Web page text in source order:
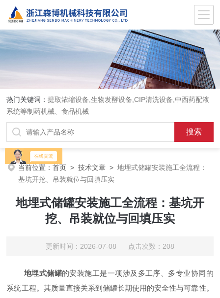
热门关键词：提取浓缩设备,生物发酵设备,CIP清洗设备,中西药配液
系统等制药机械、食品机械
当前位置：首页 >技术文章 >地埋式储罐安装施工全流程：
基坑开挖、吊装就位与回填压实
地埋式储罐安装施工全流程：基坑开
挖、吊装就位与回填压实
更新时间：2026-07-08 点击次数：208
地埋式储罐的安装施工是一项涉及多工序、多专业协同的
系统工程。其质量直接关系到储罐长期使用的安全性与可靠性。